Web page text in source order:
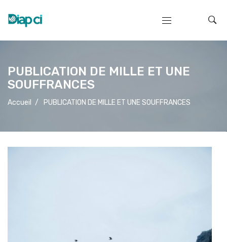
PUBLICATION DE MILLE ET UNE
SOUFFRANCES
Accueil / PUBLICATION DE MILLE ET UNE SOUFFRANCES